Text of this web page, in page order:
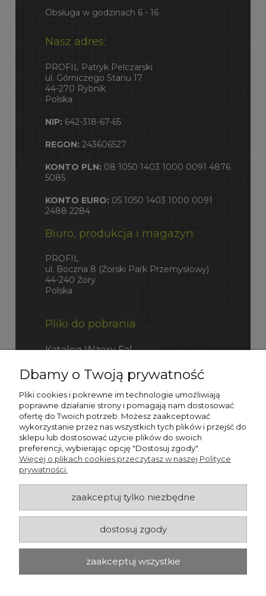
Obsługa w godzinach 6 - 16
Nasz adres:
PROFIL Patryk Pelczarski
ul. Górniczego Stanu 17
44-270 Rybnik
Polska
NIP: 642-318-67-65
REGON: 243606527
KONTO PLN: 08 1050 1403 1000 0091 4876
5085
KONTO EURO: 05 1050 1403 1000 0091
2488 2284
Biuro, produkcja i magazyn:
PROFIL
ul. Boczna 8 (Żorski Park Przemysłowy)
44-240 Żory
Polska
Pliki do pobrania
Katalog Wzory Fal
Katalog Fefco
Dbamy o Twoją prywatność
Pliki cookies i pokrewne im technologie umożliwiają
poprawne działanie strony i pomagają nam dostosować
ofertę do Twoich potrzeb. Możesz zaakceptować
wykorzystanie przez nas wszystkich tych plików i przejść do
sklepu lub dostosować użycie plików do swoich
preferencji, wybierając opcję "Dostosuj zgody".
Więcej o plikach cookies przeczytasz w naszej Polityce
prywatności.
zaakceptuj tylko niezbędne
dostosuj zgody
zaakceptuj wszystkie